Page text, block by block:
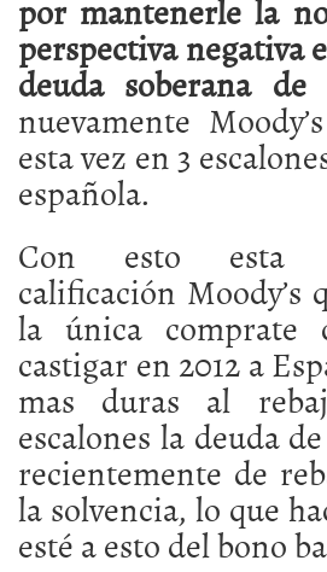
por mantenerle la
perspectiva negativa
deuda soberana de
nuevamente
esta vez en 3
española.
Con esto esta
calificación Moody’s
la única comprate
castigar en 2012 a
mas duras al
escalones la deuda
recientemente de
la solvencia, lo que
esté a esto del bono